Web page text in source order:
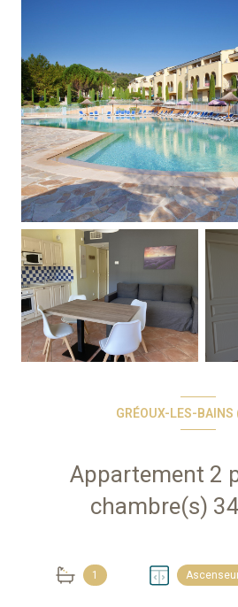
GRÉOUX-LES-
Appartement 2 pièce(s) 1
1